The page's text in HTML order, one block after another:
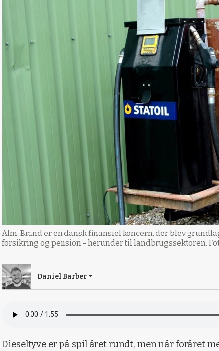
Alm. Brand er en dansk finansiel koncern, der blev
forsikring og pension - herunder til landbrugssektoren.
Daniel Barber
Dieseltyve er på spil året rundt, men når foråret